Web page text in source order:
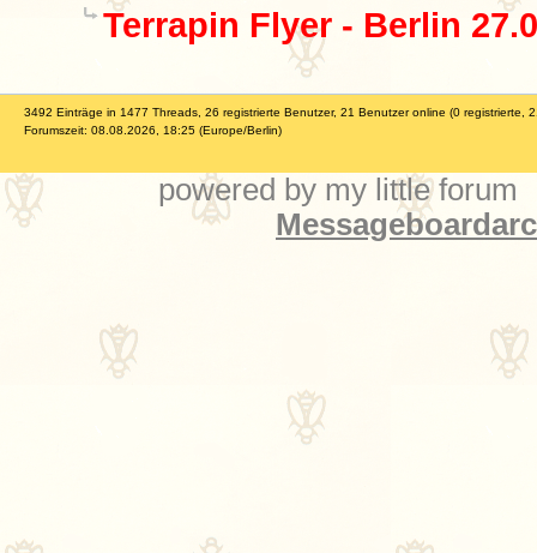
Terrapin Flyer - Berlin
3492 Einträge in 1477 Threads, 26 registrierte Benutzer, 21 Benutzer online (0 registrierte,
Forumszeit: 08.08.2026, 18:25 (Europe/Berlin)
powered by my little forum